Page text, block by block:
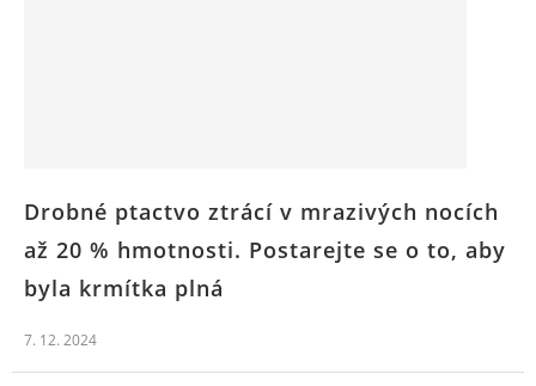
Drobné ptactvo ztrácí v mrazivých nocích
až 20 % hmotnosti. Postarejte se o to, aby
byla krmítka plná
7. 12. 2024